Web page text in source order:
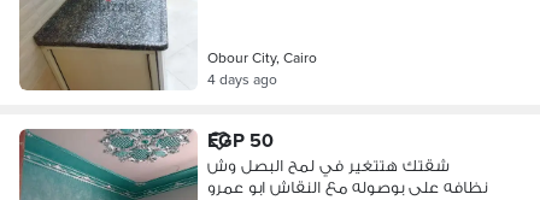
Obour City, Cairo
4 days ago
EGP 50
شقتك هتتغير في لمح البصل وش
نظافه على بوصوله مع النقاش ابو عمرو